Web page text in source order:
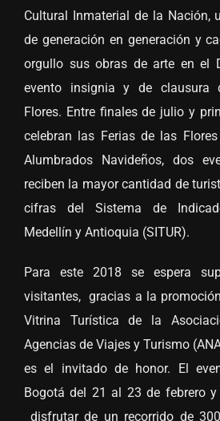
Cultural Inmaterial de la Nación,
de generación en generación y
orgullo sus obras de arte en el
evento insignia y de
Flores. Entre finales de julio y
celebran las Ferias de las
Alumbrados Navideños, dos
reciben la mayor cantidad de
cifras del Sistema de
Medellín y Antioquia (SITUR).
Para este 2018 se espera
visitantes, gracias a la
Vitrina Turística de la
Agencias de Viajes y Turismo
es el invitado de honor. El
Bogotá del 21 al 23 de febrero
disfrutar de un recorrido de